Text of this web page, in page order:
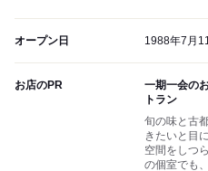
オープン日 1988年7月
お店のPR
一期一会の
トラン
旬の味と古
きたいと目
空間をしつ
の個室でも